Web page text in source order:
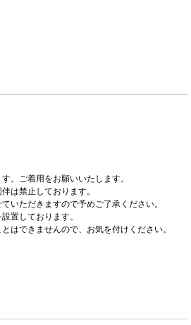
。ご着用をお願いいたします。
は禁止しております。
いただきますので予めご了承ください。
置しております。
はできませんので、お気を付けください。